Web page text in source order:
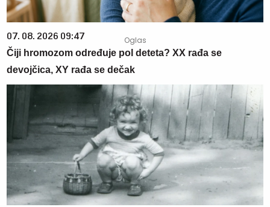
07. 08. 2026 09:47
Čiji hromozom određuje pol deteta? XX rađa se
devojčica, XY rađa se dečak